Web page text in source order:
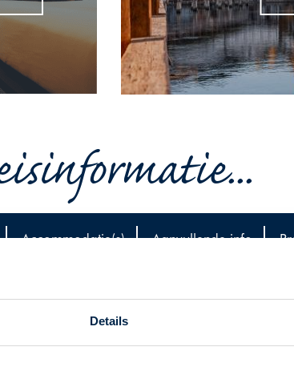
Details
Accommodatie(s) Aanvullende info